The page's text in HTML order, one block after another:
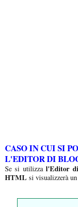
CASO IN CUI SI
L'EDITOR DI
Se si utilizzal'Editor
HTML si visualizzerà